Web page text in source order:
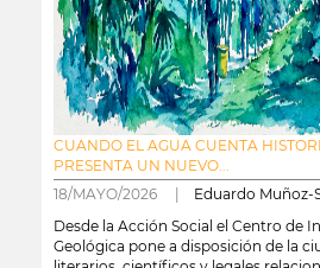
CUANDO EL AGUA CUENTA
PRESENTA UN NUEVO...
18/MAYO/2026 | Eduardo Muñoz-
Desde la Acción Social el Centro de
Geológica pone a disposición de la